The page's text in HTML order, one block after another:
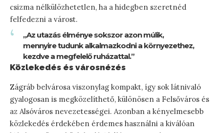
csizma nélkülözhetetlen, ha a hidegben szeretnéd
felfedezni a várost.
„Az utazás élménye sokszor azon múlik,
mennyire tudunk alkalmazkodni a környezethez,
kezdve a megfelelő ruházattal.”
Közlekedés és városnézés
Zágráb belvárosa viszonylag kompakt, így sok látnivaló
gyalogosan is megközelíthető, különösen a Felsőváros és
az Alsóváros nevezetességei. Azonban a kényelmesebb
közlekedés érdekében érdemes használni a kiválóan